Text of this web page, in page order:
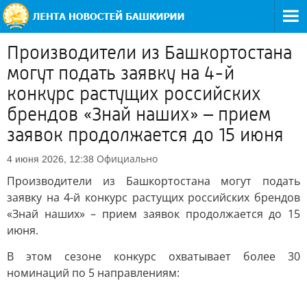
Производители из Башкортостана
могут подать заявку на 4-й
конкурс растущих российских
брендов «Знай наших» – прием
заявок продолжается до 15 июня
4 июня 2026, 12:38 Официально
Производители из Башкортостана могут подать
заявку на 4-й конкурс растущих российских брендов
«Знай наших» – прием заявок продолжается до 15
июня.
В этом сезоне конкурс охватывает более 30
номинаций по 5 направлениям: